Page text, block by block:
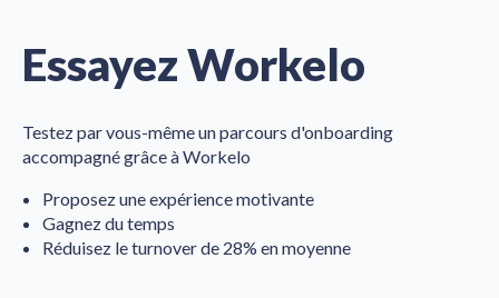
Essayez Workelo
Testez par vous-même un parcours d'onboarding
accompagné grâce à Workelo
Proposez une expérience motivante
Gagnez du temps
Réduisez le turnover de 28% en moyenne